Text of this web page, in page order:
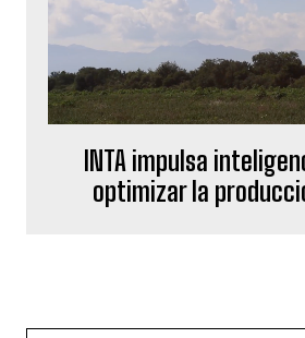
INTA impulsa
optimizar la